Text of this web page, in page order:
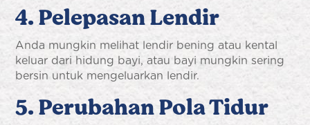
4. Pelepasan Lendir
Anda mungkin melihat lendir bening atau kental
keluar dari hidung bayi, atau bayi mungkin sering
bersin untuk mengeluarkan lendir.
5. Perubahan Pola Tidur